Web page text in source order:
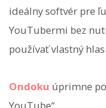
ideálny softvér pre
YouTubermi bez
používať vlastný hlas.
Ondoku úprimne
YouTube“.